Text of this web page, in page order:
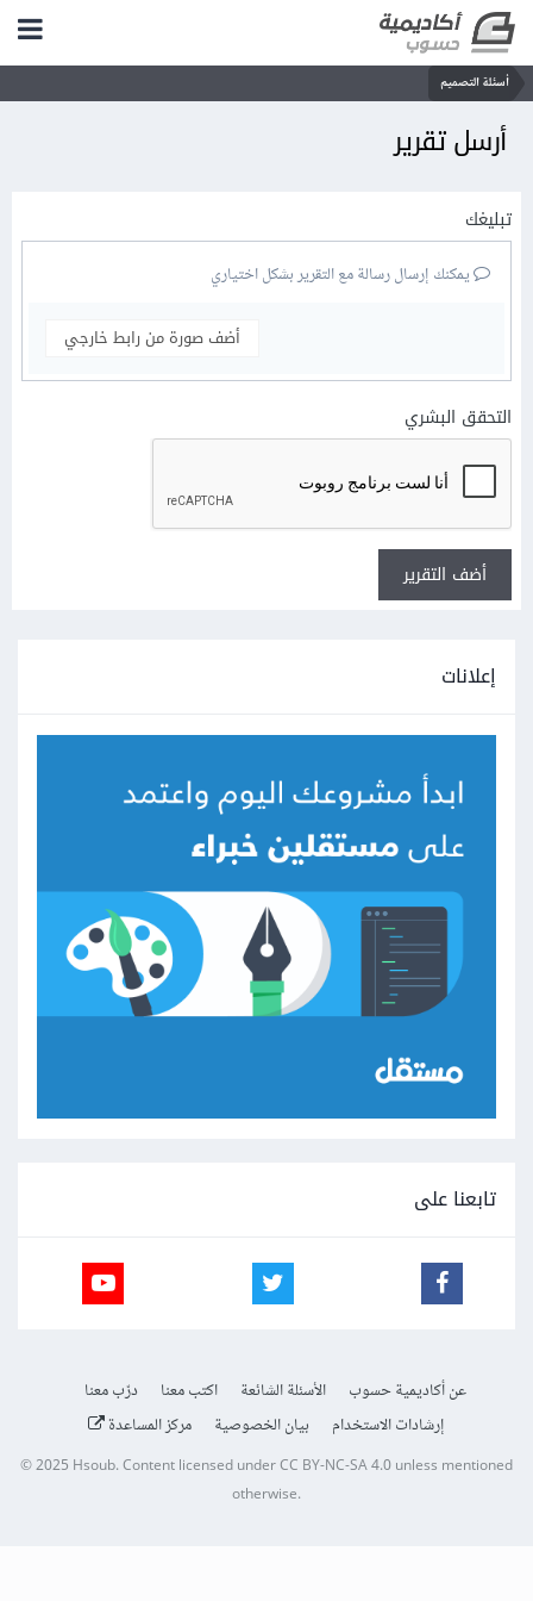
أسئلة التصميم
أرسل تقرير
تبليغك
يمكنك إرسال رسالة مع التقرير بشكل اختياري
أضف صورة من رابط خارجي
التحقق البشري
أضف التقرير
إعلانات
تابعنا على
عن أكاديمية حسوب الأسئلة الشائعة اكتب معنا
درّب معنا
إرشادات الاستخدام
بيان الخصوصية مركز المساعدة
© 2025 Hsoub.Content licensed underCC BY-NC-SA 4.0unless mentioned
otherwise.